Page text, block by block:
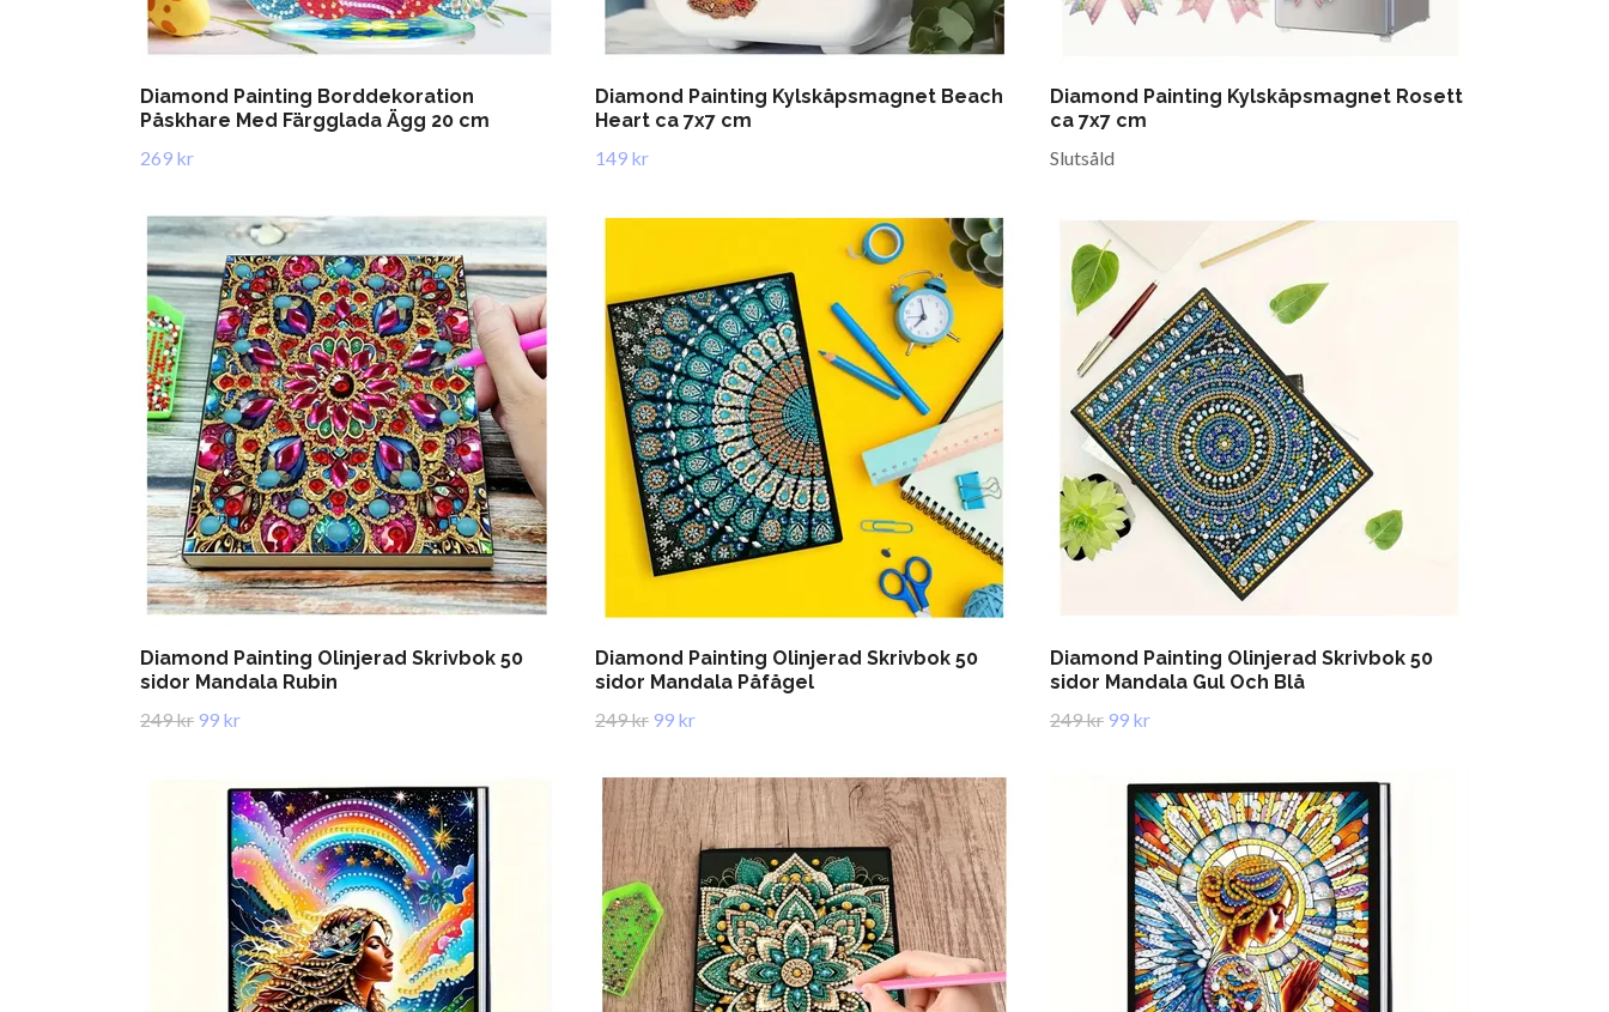
Diamond Painting Borddekoration
Påskhare Med Färgglada Ägg 20 cm
269 kr
Diamond Painting Kylskåpsmagnet Beach
Heart ca 7x7 cm
149 kr
Diamond Painting Kylskåpsmagnet Rosett
ca 7x7 cm
Slutsåld
Diamond Painting Olinjerad Skrivbok 50
sidor Mandala Rubin
249 kr 99 kr
Diamond Painting Olinjerad Skrivbok 50
sidor Mandala Påfågel
249 kr 99 kr
Diamond Painting Olinjerad Skrivbok 50
sidor Mandala Gul Och Blå
249 kr 99 kr